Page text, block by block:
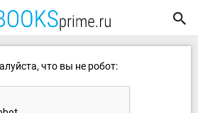
что вы не робот: